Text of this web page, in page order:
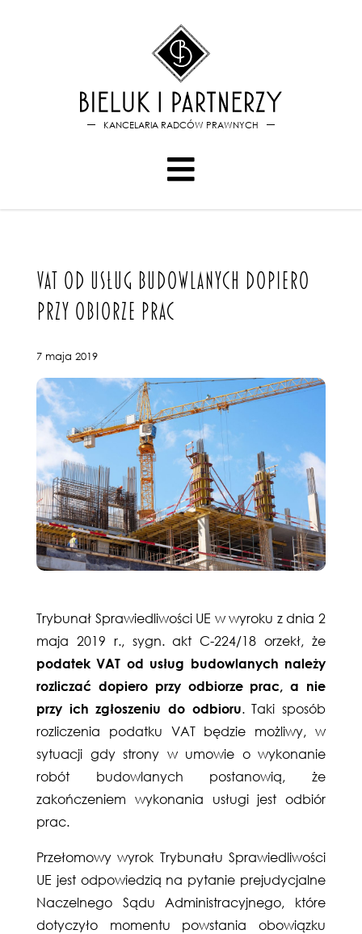
KANCELARIA RADCÓW PRAWNYCH
VAT OD USŁUG BUDOWLANYCH DOPIERO
PRZY OBIORZE PRAC
7 maja 2019
Trybunał Sprawiedliwości UE w wyroku z dnia 2
maja 2019 r., sygn. akt C-224/18 orzekł, że
podatekVAT od usług budowlanych należy
rozliczać dopiero przy odbiorze prac, a nie
przy ich zgłoszeniu do odbioru. Taki sposób
rozliczenia podatku VAT będzie możliwy, w
sytuacji gdy strony w umowie o wykonanie
robót budowlanych postanowią, że
zakończeniem wykonania usługi jest odbiór
prac.
Przełomowy wyrok Trybunału Sprawiedliwości
UE jest odpowiedzią na pytanie prejudycjalne
Naczelnego Sądu Administracyjnego, które
dotyczyło momentu powstania obowiązku